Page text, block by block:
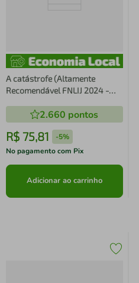
A catástrofe (Altamente
Recomendável FNLIJ 2024 -
Criança) - (Capa Dura)
2.660 pontos
R$ 75,81 -5%
No pagamento com Pix
Adicionar ao carrinho